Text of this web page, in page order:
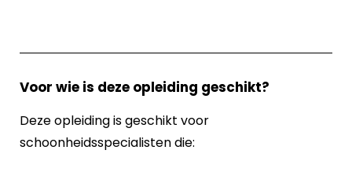
Voor wie is deze opleiding geschikt?
Deze opleiding is geschikt voor
schoonheidsspecialisten die: